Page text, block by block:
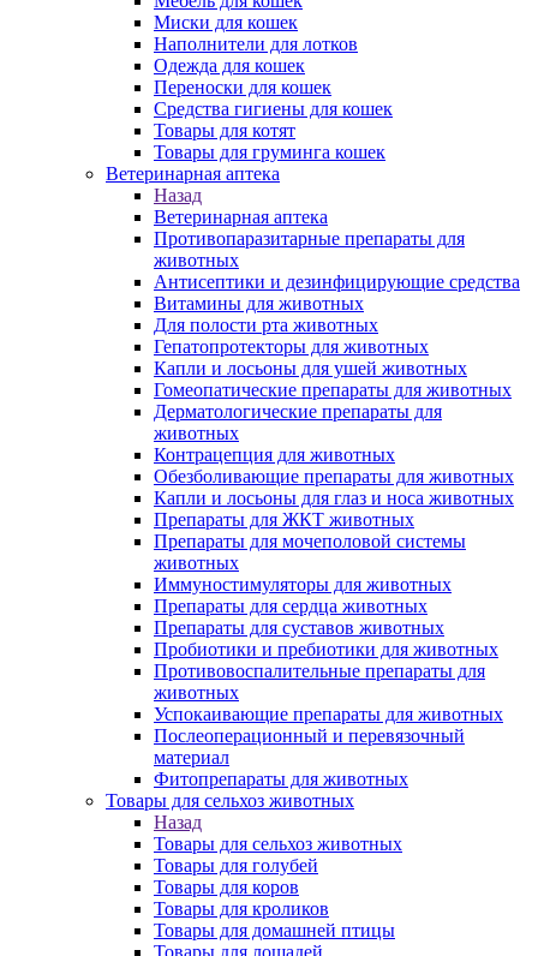
Миски для кошек
Наполнители для лотков
Одежда для кошек
Переноски для кошек
Средства гигиены для кошек
Товары для котят
Товары для груминга кошек
Ветеринарная аптека
Назад
Ветеринарная аптека
Противопаразитарные препараты для
животных
Антисептики и дезинфицирующие средства
Витамины для животных
Для полости рта животных
Гепатопротекторы для животных
Капли и лосьоны для ушей животных
Гомеопатические препараты для животных
Дерматологические препараты для
животных
Контрацепция для животных
Обезболивающие препараты для животных
Капли и лосьоны для глаз и носа животных
Препараты для ЖКТ животных
Препараты для мочеполовой системы
животных
Иммуностимуляторы для животных
Препараты для сердца животных
Препараты для суставов животных
Пробиотики и пребиотики для животных
Противовоспалительные препараты для
животных
Успокаивающие препараты для животных
Послеоперационный и перевязочный
материал
Фитопрепараты для животных
Товары для сельхоз животных
Назад
Товары для сельхоз животных
Товары для голубей
Товары для коров
Товары для кроликов
Товары для домашней птицы
Товары для лошадей